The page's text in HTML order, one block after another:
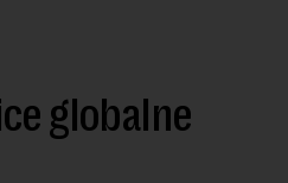
globalne